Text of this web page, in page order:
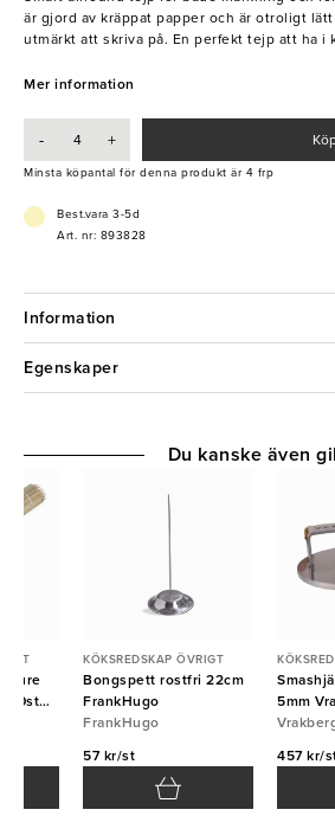
är gjord av kräppat papper och är otroligt
utmärkt att skriva på. En perfekt tejp att ha i
- Skrivbar
Mer information
- +
Minsta köpantal för denna produkt är 4 frp
Best.vara 3-5d
Art. nr: 893828
Information
Egenskaper
Pure
KÖKSREDSKAP ÖVRIGT
Bongspett rostfri 22cm
FrankHugo
FrankHugo
57 kr/st
5mm
457 kr/
Du kanske även